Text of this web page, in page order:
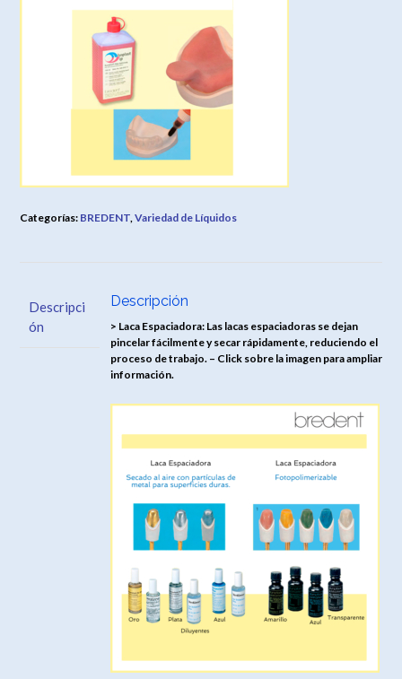
Categorías: BREDENT,Variedad de Líquidos
Descripci
ón
Descripción
> Laca Espaciadora: Las lacas espaciadoras se dejan
pincelar fácilmente y secar rápidamente, reduciendo el
proceso de trabajo. – Click sobre la imagen para ampliar
información.